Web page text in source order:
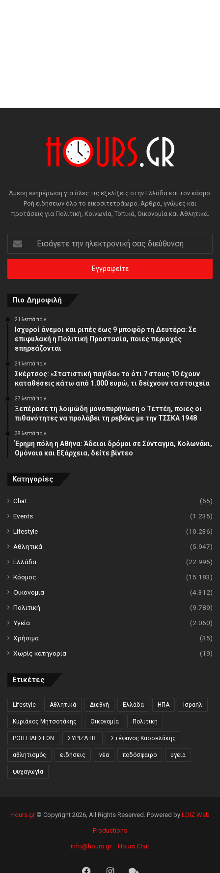
Άμεση ενημέρωση για όλες τις εξελίξεις στην Ελλάδα και τον κόσμο.
Ροή ειδήσεων όλο το εικοσιτετράωρο. Άρθρα, γνώμες και
προτάσεις για Πολιτική, Κοινωνία, Τοπικά, Οικονομία και Αθλητικά.
την
ηλεκτρονική
διεύθυνση
Πιο Δημοφιλή
21 λεπτά πρίν
Ισχυροί άνεμοι και ριπές έως 9 μποφόρ τη Δευτέρα: Σε
επιφυλακή η Πολιτική Προστασία, ποιες περιοχές
επηρεάζονται
21 λεπτά πρίν
Σκέρτσος: «Στατιστική παγίδα» το ότι 7 στους 10 έχουν
καταθέσεις κάτω από 1.000 ευρώ, τι δείχνουν τα στοιχεία
27 λεπτά πρίν
Ξεπέρασε τη λοιμώδη μονοπυρήνωση ο Τεττέη, ποιες οι
πιθανότητες να προλάβει τη ρεβάνς με την ΤΣΣΚΑ 1948
38 λεπτά πρίν
Έρημη πόλη η Αθήνα: Άδειοι δρόμοι σε Σύνταγμα, Κολωνάκι,
Ομόνοια και Εξάρχεια, δείτε βίντεο
Κατηγορίες
Chat
(55)
Events
(1.235)
Lifestyle
(10.236)
Αθλητικά
(5.947)
Ελλάδα
(22.996)
Κόσμος
(15.183)
Οικονομία
(4.312)
Πολιτική
(9.789)
Υγεία
(2.060)
Χρήσιμα
(35)
Χωρίς κατηγορία
(19)
Ετικέτες
Lifestyle Αθλητικά Διεθνή Ελλάδα ΗΠΑ Ισραήλ
Κυριάκος Μητσοτάκης Οικονομία Πολιτική
ΡΟΗ ΕΙΔΗΣΕΩΝ ΣΥΡΙΖΑ ΠΣ Στέφανος Κασσελάκης
αθλητισμός ειδήσεις νέα ποδόσφαιρο υγεία
ψυχαγωγία
Hours.gr© Copyright 2026, All Rights Reserved. Powered by LOIZ Web
Productions
info@hours.gr Hours Chat
FacebookInstagram